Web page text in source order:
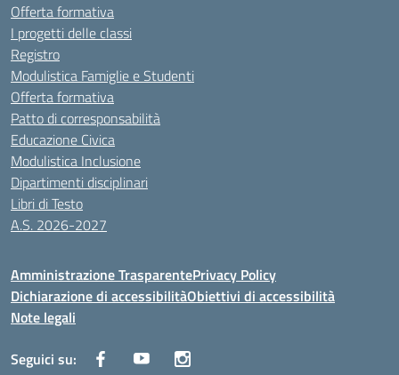
Offerta formativa
I progetti delle classi
Registro
Modulistica Famiglie e Studenti
Offerta formativa
Patto di corresponsabilità
Educazione Civica
Modulistica Inclusione
Dipartimenti disciplinari
Libri di Testo
A.S. 2026-2027
Amministrazione TrasparentePrivacy Policy
Dichiarazione di accessibilitàObiettivi di accessibilità
Note legali
Seguici su: